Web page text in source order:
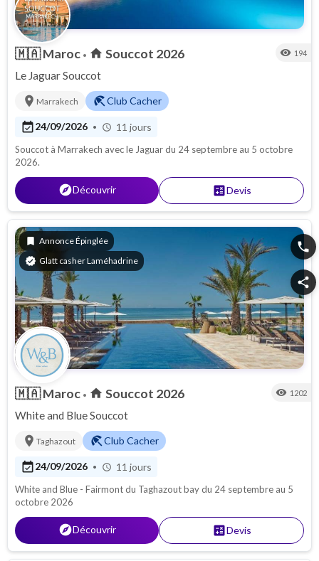
🇲🇦Maroc • home Souccot 2026 visibility 194
Le Jaguar Souccot
location_on Marrakech beach_accessClub Cacher
event_available24/09/2026 • schedule 11 jours
Souccot à Marrakech avec le Jaguar du 24 septembre au 5 octobre
2026.
exploreDécouvrir calculateDevis
bookmark Annonce Épinglée
verified Glatt casher Laméhadrine
phone
share
🇲🇦Maroc • home Souccot 2026 visibility 1202
White and Blue Souccot
location_on Taghazout beach_accessClub Cacher
event_available24/09/2026 • schedule 11 jours
White and Blue - Fairmont du Taghazout bay du 24 septembre au 5
octobre 2026
exploreDécouvrir calculateDevis